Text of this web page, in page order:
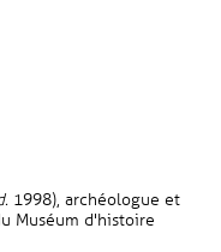
1998), archéologue et
Muséum d'histoire